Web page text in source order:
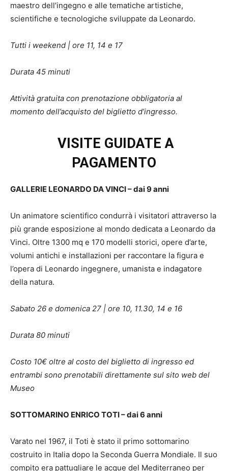
maestro dell’ingegno e alle tematiche artistiche,
scientifiche e tecnologiche sviluppate da Leonardo.
Tutti i weekend | ore 11, 14 e 17
Durata 45 minuti
Attività gratuita con prenotazione obbligatoria al
momento dell’acquisto del biglietto d’ingresso.
VISITE GUIDATE A
PAGAMENTO
GALLERIE LEONARDO DA VINCI – dai 9 anni
Un animatore scientifico condurrà i visitatori attraverso la
più grande esposizione al mondo dedicata a Leonardo da
Vinci. Oltre 1300 mq e 170 modelli storici, opere d’arte,
volumi antichi e installazioni per raccontare la figura e
l’opera di Leonardo ingegnere, umanista e indagatore
della natura.
Sabato 26 e domenica 27 | ore 10, 11.30, 14 e 16
Durata 80 minuti
Costo 10€ oltre al costo del biglietto di ingresso ed
entrambi sono prenotabili direttamente sul sito web del
Museo
SOTTOMARINO ENRICO TOTI – dai 6 anni
Varato nel 1967, il Toti è stato il primo sottomarino
costruito in Italia dopo la Seconda Guerra Mondiale. Il suo
compito era pattugliare le acque del Mediterraneo per